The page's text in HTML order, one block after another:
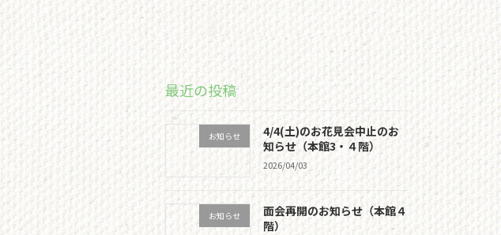
最近の投稿
お知らせ
4/4(土)のお花見会中止のお
知らせ（本館3・４階）
2026/04/03
お知らせ
面会再開のお知らせ（本館４
階）